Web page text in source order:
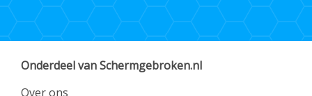
Onderdeel van Schermgebroken.nl
Over ons